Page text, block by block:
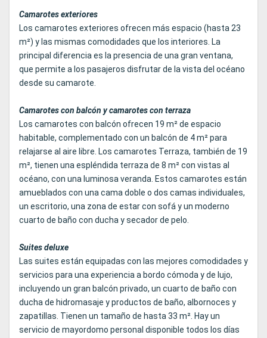
Camarotes exteriores
Los camarotes exteriores ofrecen más espacio (hasta 23
m²) y las mismas comodidades que los interiores. La
principal diferencia es la presencia de una gran ventana,
que permite a los pasajeros disfrutar de la vista del océano
desde su camarote.
Camarotes con balcón y camarotes con terraza
Los camarotes con balcón ofrecen 19 m² de espacio
habitable, complementado con un balcón de 4 m² para
relajarse al aire libre. Los camarotes Terraza, también de 19
m², tienen una espléndida terraza de 8 m² con vistas al
océano, con una luminosa veranda. Estos camarotes están
amueblados con una cama doble o dos camas individuales,
un escritorio, una zona de estar con sofá y un moderno
cuarto de baño con ducha y secador de pelo.
Suites deluxe
Las suites están equipadas con las mejores comodidades y
servicios para una experiencia a bordo cómoda y de lujo,
incluyendo un gran balcón privado, un cuarto de baño con
ducha de hidromasaje y productos de baño, albornoces y
zapatillas. Tienen un tamaño de hasta 33 m². Hay un
servicio de mayordomo personal disponible todos los días